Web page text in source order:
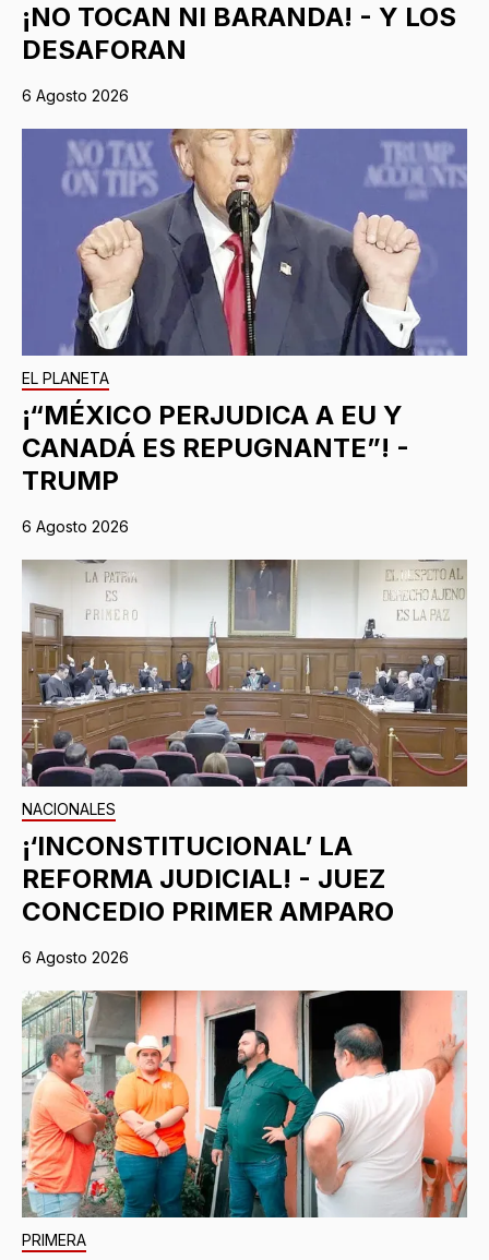
¡NO TOCAN NI BARANDA! - Y LOS
DESAFORAN
6 Agosto 2026
EL PLANETA
¡“MÉXICO PERJUDICA A EU Y
CANADÁ ES REPUGNANTE”! -
TRUMP
6 Agosto 2026
NACIONALES
¡‘INCONSTITUCIONAL’ LA
REFORMA JUDICIAL! - JUEZ
CONCEDIO PRIMER AMPARO
6 Agosto 2026
PRIMERA